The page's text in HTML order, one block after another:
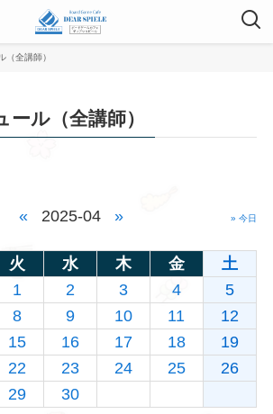
（全講師）
ール（全講師）
« 2025-04 » » 今日
火 水 木 金
土
1
2 3 4
5
8 9 10 11
12
15 16 17 18
19
22 23 24 25
26
29 30